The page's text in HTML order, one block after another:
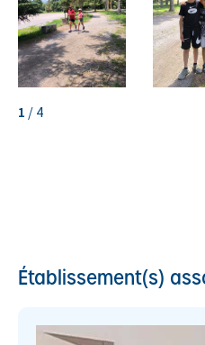
1 /4
Établissement(s)